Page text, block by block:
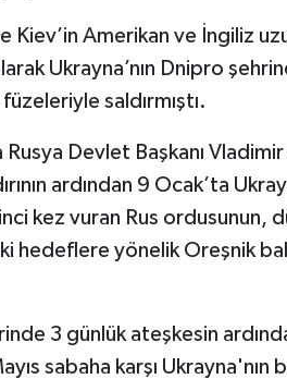
Kiev’in Amerikan ve İngiliz
Ukrayna’nın Dnipro
saldırmıştı.
Rusya Devlet Başkanı
ardından 9 Ocak’ta
kez vuran Rus ordusunun,
hedeflere yönelik Oreşnik
3 günlük ateşkesin
sabaha karşı